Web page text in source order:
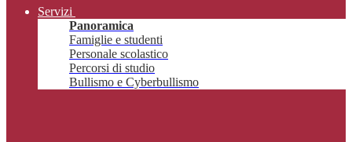
Servizi
Panoramica
Famiglie e studenti
Personale scolastico
Percorsi di studio
Bullismo e Cyberbullismo